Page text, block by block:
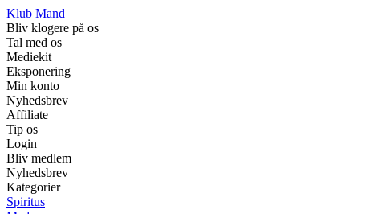
Klub Mand
Bliv klogere på os
Tal med os
Mediekit
Eksponering
Min konto
Nyhedsbrev
Affiliate
Tip os
Login
Bliv medlem
Nyhedsbrev
Kategorier
Spiritus